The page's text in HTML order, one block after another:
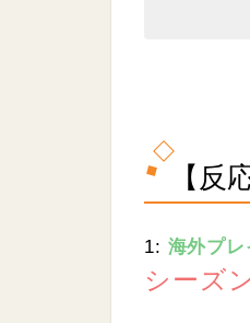
【反
1: 海外プ
シーズ